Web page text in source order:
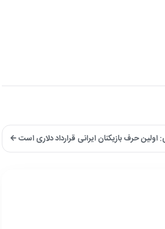
اولین حرف بازیکنان ایرانی قرارداد دلاری است ←